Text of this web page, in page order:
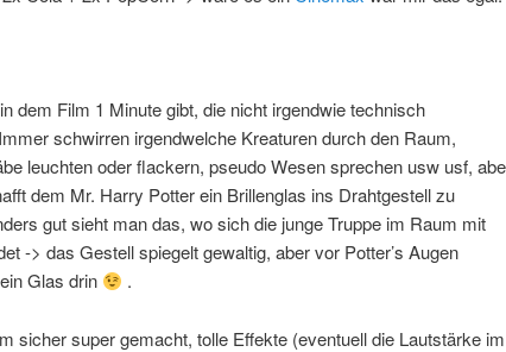
dem Film 1 Minute gibt, die nicht irgendwie technisch
schwirren irgendwelche Kreaturen durch den Raum,
leuchten oder flackern, pseudo Wesen sprechen usw usf,
dem Mr. Harry Potter ein Brillenglas ins Drahtgestell zu
gut sieht man das, wo sich die junge Truppe im Raum mit
-> das Gestell spiegelt gewaltig, aber vor Potter’s Augen
Glas drin
.
sicher super gemacht, tolle Effekte (eventuell die Lautstärke im